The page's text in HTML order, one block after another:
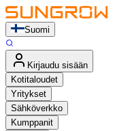
Suomi
Kirjaudu sisään
Kotitaloudet
Yritykset
Sähköverkko
Kumppanit